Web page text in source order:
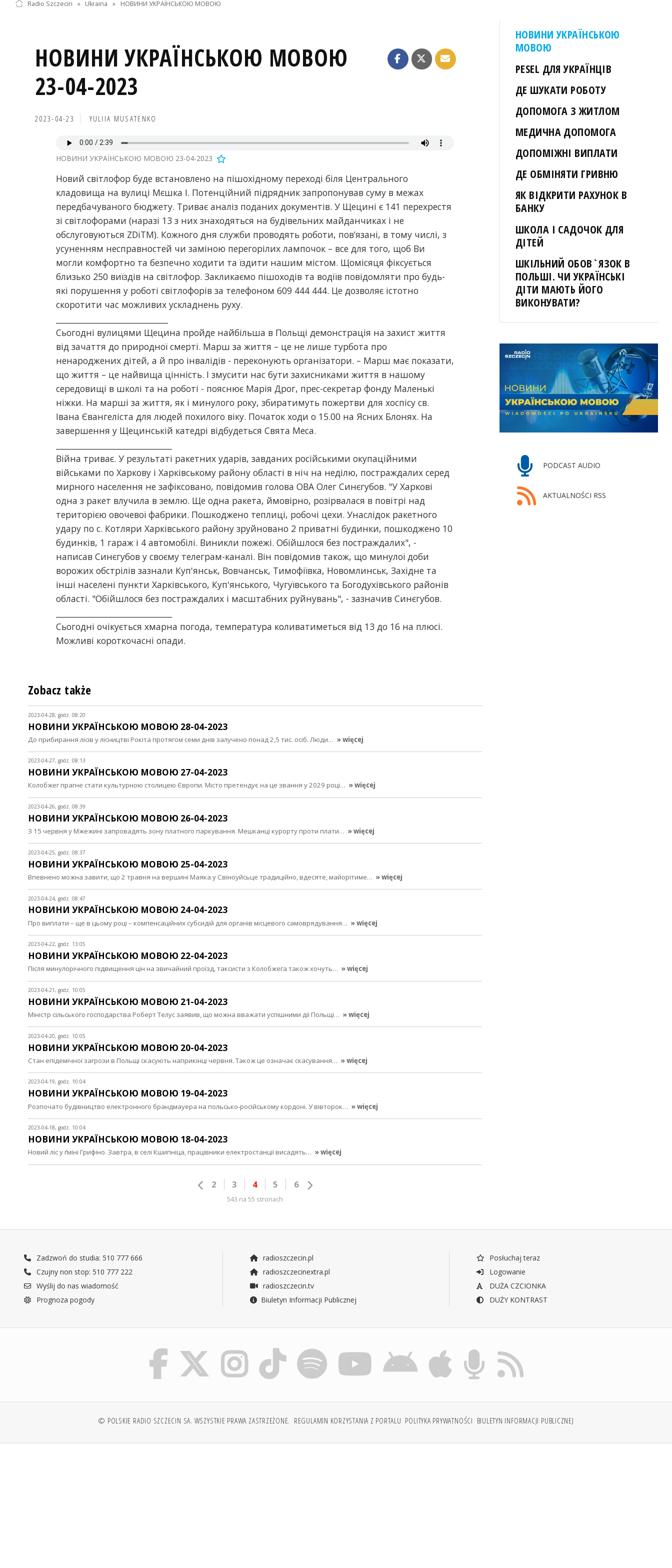
Radio Szczecin » Ukraina » НОВИНИ УКРАЇНСЬКОЮ МОВОЮ
НОВИНИ УКРАЇНСЬКОЮ МОВОЮ
23-04-2023
2023-04-23 YULIIA MUSATENKO
НОВИНИ УКРАЇНСЬКОЮ МОВОЮ 23-04-2023
Новий світлофор буде встановлено на пішохідному переході біля Центрального
кладовища на вулиці Мєшка І. Потенційний підрядник запропонував суму в межах
передбачуваного бюджету. Триває аналіз поданих документів. У Щецині є 141 перехрестя
зі світлофорами (наразі 13 з них знаходяться на будівельних майданчиках і не
обслуговуються ZDiTM). Кожного дня служби проводять роботи, пов’язані, в тому числі, з
усуненням несправностей чи заміною перегорілих лампочок – все для того, щоб Ви
могли комфортно та безпечно ходити та їздити нашим містом. Щомісяця фіксується
близько 250 виїздів на світлофор. Закликаємо пішоходів та водіїв повідомляти про будь-
які порушення у роботі світлофорів за телефоном 609 444 444. Це дозволяє істотно
скоротити час можливих ускладнень руху.
Сьогодні вулицями Щецина пройде найбільша в Польщі демонстрація на захист життя
від зачаття до природної смерті. Марш за життя – це не лише турбота про
ненароджених дітей, а й про інвалідів - переконують організатори. – Марш має показати,
що життя – це найвища цінність. І змусити нас бути захисниками життя в нашому
середовищі в школі та на роботі - пояснює Марія Дрог, прес-секретар фонду Маленькі
ніжки. На марші за життя, як і минулого року, збиратимуть пожертви для хоспісу св.
Івана Євангеліста для людей похилого віку. Початок ходи о 15.00 на Ясних Блонях. На
завершення у Щецинській катедрі відбудеться Свята Меса.
Війна триває. У результаті ракетних ударів, завданих російськими окупаційними
військами по Харкову і Харківському району області в ніч на неділю, постраждалих серед
мирного населення не зафіксовано, повідомив голова ОВА Олег Синєгубов. "У Харкові
одна з ракет влучила в землю. Ще одна ракета, ймовірно, розірвалася в повітрі над
територією овочевої фабрики. Пошкоджено теплиці, робочі цехи. Унаслідок ракетного
удару по с. Котляри Харківського району зруйновано 2 приватні будинки, пошкоджено 10
будинків, 1 гараж і 4 автомобілі. Виникли пожежі. Обійшлося без постраждалих", -
написав Синєгубов у своєму телеграм-каналі. Він повідомив також, що минулої доби
ворожих обстрілів зазнали Куп'янськ, Вовчанськ, Тимофіївка, Новомлинськ, Західне та
інші населені пункти Харківського, Куп'янського, Чугуївського та Богодухівського районів
області. "Обійшлося без постраждалих і масштабних руйнувань", - зазначив Синєгубов.
Сьогодні очікується хмарна погода, температура коливатиметься від 13 до 16 на плюсі.
Можливі короткочасні опади.
НОВИНИ УКРАЇНСЬКОЮ
МОВОЮ
PESEL ДЛЯ УКРАЇНЦІВ
ДЕ ШУКАТИ РОБОТУ
ДОПОМОГА З ЖИТЛОМ
МЕДИЧНА ДОПОМОГА
ДОПОМІЖНІ ВИПЛАТИ
ДЕ ОБМІНЯТИ ГРИВНЮ
ЯК ВІДКРИТИ РАХУНОК В
БАНКУ
ШКОЛА І САДОЧОК ДЛЯ
ДІТЕЙ
ШКІЛЬНИЙ ОБОВ`ЯЗОК В
ПОЛЬШІ. ЧИ УКРАЇНСЬКІ
ДІТИ МАЮТЬ ЙОГО
ВИКОНУВАТИ?
PODCAST AUDIO
AKTUALNOŚCI RSS
Zobacz także
2023-04-28, godz. 08:20
НОВИНИ УКРАЇНСЬКОЮ МОВОЮ 28-04-2023
До прибирання лісів у лісництві Рокіта протягом семи днів залучено понад 2,5 тис. осіб. Люди… » więcej
2023-04-27, godz. 08:13
НОВИНИ УКРАЇНСЬКОЮ МОВОЮ 27-04-2023
Колобжег прагне стати культурною столицею Європи. Місто претендує на це звання у 2029 році… » więcej
2023-04-26, godz. 08:39
НОВИНИ УКРАЇНСЬКОЮ МОВОЮ 26-04-2023
З 15 червня у Мжежині запровадять зону платного паркування. Мешканці курорту проти плати… » więcej
2023-04-25, godz. 08:37
НОВИНИ УКРАЇНСЬКОЮ МОВОЮ 25-04-2023
Впевнено можна завити, що 2 травня на вершині Маяка у Свіноуйсьце традиційно, вдесяте, майорітиме… » więcej
2023-04-24, godz. 08:47
НОВИНИ УКРАЇНСЬКОЮ МОВОЮ 24-04-2023
Про виплати – ще в цьому році – компенсаційних субсидій для органів місцевого самоврядування… » więcej
2023-04-22, godz. 13:05
НОВИНИ УКРАЇНСЬКОЮ МОВОЮ 22-04-2023
Після минулорічного підвищення цін на звичайний проїзд, таксисти з Колобжега також хочуть… » więcej
2023-04-21, godz. 10:05
НОВИНИ УКРАЇНСЬКОЮ МОВОЮ 21-04-2023
Міністр сільського господарства Роберт Телус заявив, що можна вважати успішними дії Польщі… » więcej
2023-04-20, godz. 10:05
НОВИНИ УКРАЇНСЬКОЮ МОВОЮ 20-04-2023
Стан епідемічної загрози в Польщі скасують наприкінці червня. Також це означає скасування… » więcej
2023-04-19, godz. 10:04
НОВИНИ УКРАЇНСЬКОЮ МОВОЮ 19-04-2023
Розпочато будівництво електронного брандмауера на польсько-російському кордоні. У вівторок… » więcej
2023-04-18, godz. 10:04
НОВИНИ УКРАЇНСЬКОЮ МОВОЮ 18-04-2023
Новий ліс у ґміні Грифіно. Завтра, в селі Кшипніца, працівники електростанції висадять… » więcej
2 3 4 5 6
543 na 55 stronach
Zadzwoń do studia: 510 777 666
Czujny non stop: 510 777 222
Wyślij do nas wiadomość
Prognoza pogody
radioszczecin.pl
radioszczecinextra.pl
radioszczecin.tv
Biuletyn Informacji Publicznej
Posłuchaj teraz
Logowanie
DUŻA CZCIONKA
DUŻY KONTRAST
© POLSKIE RADIO SZCZECIN SA. WSZYSTKIE PRAWA ZASTRZEŻONE. REGULAMIN KORZYSTANIA Z PORTALU POLITYKA PRYWATNOŚCI BIULETYN INFORMACJI PUBLICZNEJ